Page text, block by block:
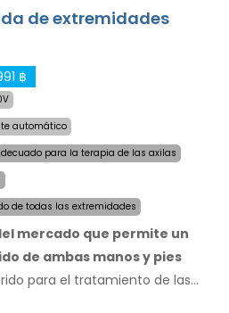
de extremidades
฿
automático
para la terapia de las axilas
de todas las extremidades
mercado que permite un
de ambas manos y pies
para el tratamiento de las
a la mitad, a un